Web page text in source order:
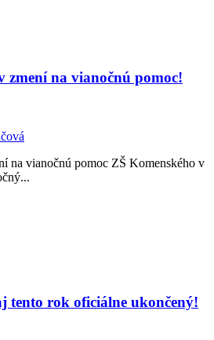
zmení na vianočnú pomoc!
na vianočnú pomoc ZŠ Komenského v
tento rok oficiálne ukončený!